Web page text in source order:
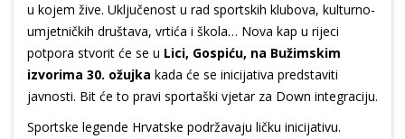
u kojem žive. Uključenost u rad sportskih klubova, kulturno-
umjetničkih društava, vrtića i škola… Nova kap u rijeci
potpora stvorit će se u Lici, Gospiću, na Bužimskim
izvorima 30. ožujka kada će se inicijativa predstaviti
javnosti. Bit će to pravi sportaški vjetar za Down integraciju.
Sportske legende Hrvatske podržavaju ličku inicijativu.